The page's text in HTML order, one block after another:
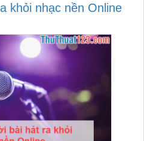
khỏi nhạc nền Online